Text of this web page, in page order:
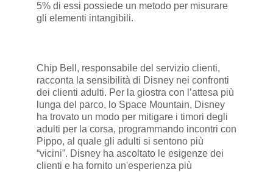
5% di essi possiede un metodo per misurare
gli elementi intangibili.
Chip Bell, responsabile del servizio clienti,
racconta la sensibilità di Disney nei confronti
dei clienti adulti. Per la giostra con l’attesa più
lunga del parco, lo Space Mountain, Disney
ha trovato un modo per mitigare i timori degli
adulti per la corsa, programmando incontri con
Pippo, al quale gli adulti si sentono più
“vicini”. Disney ha ascoltato le esigenze dei
clienti e ha fornito un'esperienza più